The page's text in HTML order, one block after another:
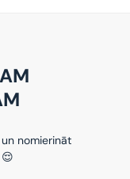
nomierināt